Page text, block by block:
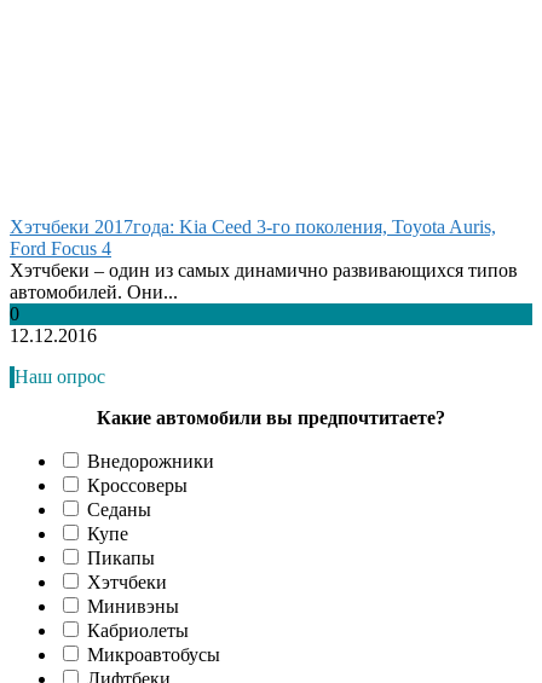
Хэтчбеки 2017года: Kia Ceed 3-го поколения, Toyota Auris,
Ford Focus 4
Хэтчбеки – один из самых динамично развивающихся типов
автомобилей. Они...
0
12.12.2016
Наш опрос
Какие автомобили вы предпочтитаете?
Внедорожники
Кроссоверы
Седаны
Купе
Пикапы
Хэтчбеки
Минивэны
Кабриолеты
Микроавтобусы
Лифтбеки